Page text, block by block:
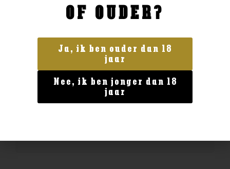
Geen categorie
Enate Rosado
12,99
OF OUDER?
Ja, ik ben ouder dan 18
jaar
Nee, ik ben jonger dan 18
jaar